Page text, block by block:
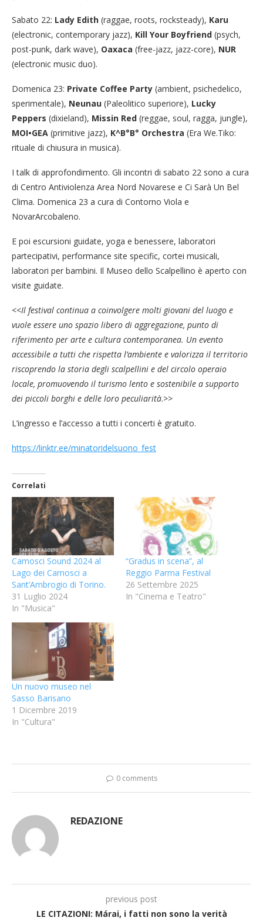
Sabato 22: Lady Edith (raggae, roots, rocksteady), Karu
(electronic, contemporary jazz), Kill Your Boyfriend (psych,
post-punk, dark wave), Oaxaca (free-jazz, jazz-core), NUR
(electronic music duo).
Domenica 23: Private Coffee Party (ambient, psichedelico,
sperimentale), Neunau (Paleolitico superiore), Lucky
Peppers (dixieland), Missin Red (reggae, soul, ragga, jungle),
MOI•GEA (primitive jazz), K^B°B° Orchestra (Era We.Tiko:
rituale di chiusura in musica).
I talk di approfondimento. Gli incontri di sabato 22 sono a cura
di Centro Antiviolenza Area Nord Novarese e Ci Sarà Un Bel
Clima. Domenica 23 a cura di Contorno Viola e
NovarArcobaleno.
E poi escursioni guidate, yoga e benessere, laboratori
partecipativi, performance site specific, cortei musicali,
laboratori per bambini. Il Museo dello Scalpellino è aperto con
visite guidate.
<<Il festival continua a coinvolgere molti giovani del luogo e
vuole essere uno spazio libero di aggregazione, punto di
riferimento per arte e cultura contemporanea. Un evento
accessibile a tutti che rispetta l’ambiente e valorizza il territorio
riscoprendo la storia degli scalpellini e del circolo operaio
locale, promuovendo il turismo lento e sostenibile a supporto
dei piccoli borghi e delle loro peculiarità.>>
L’ingresso e l’accesso a tutti i concerti è gratuito.
https://linktr.ee/minatoridelsuono_fest
Correlati
Camosci Sound 2024 al
Lago dei Camosci a
Sant’Ambrogio di Torino.
31 Luglio 2024
In "Musica"
“Gradus in scena”, al
Reggio Parma Festival
26 Settembre 2025
In "Cinema e Teatro"
Un nuovo museo nel
Sasso Barisano
1 Dicembre 2019
In "Cultura"
0 comments
REDAZIONE
previous post
LE CITAZIONI: Márai, i fatti non sono la verità